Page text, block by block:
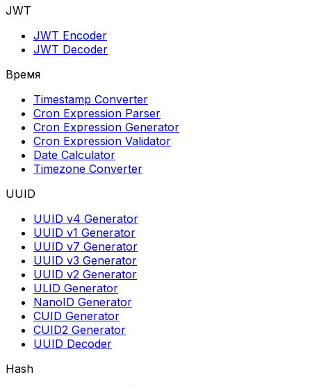
JWT
JWT Encoder
JWT Decoder
Время
Timestamp Converter
Cron Expression Parser
Cron Expression Generator
Cron Expression Validator
Date Calculator
Timezone Converter
UUID
UUID v4 Generator
UUID v1 Generator
UUID v7 Generator
UUID v3 Generator
UUID v2 Generator
ULID Generator
NanoID Generator
CUID Generator
CUID2 Generator
UUID Decoder
Hash